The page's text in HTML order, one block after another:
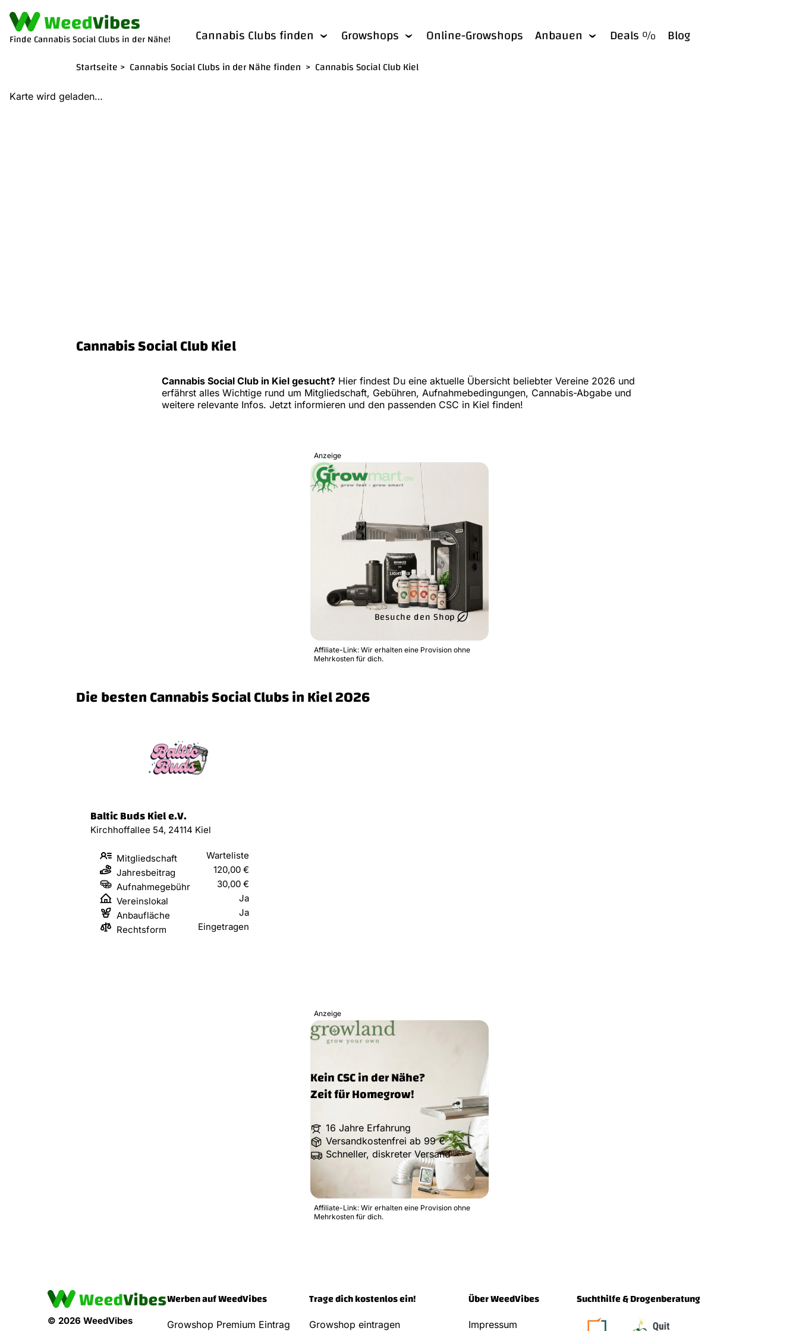
Finde Cannabis Social Clubs in der Nähe! Cannabis Clubs finden Growshops Online-Growshops Anbauen Deals % Blog
Startseite > Cannabis Social Clubs in der Nähe finden > Cannabis Social Club Kiel
Karte wird geladen…
Cannabis Social Club Kiel
Cannabis Social Club in Kiel gesucht? Hier findest Du eine aktuelle Übersicht beliebter Vereine 2026 und
erfährst alles Wichtige rund um Mitgliedschaft, Gebühren, Aufnahmebedingungen, Cannabis-Abgabe und
weitere relevante Infos. Jetzt informieren und den passenden CSC in Kiel finden!
Anzeige
Besuche den Shop
Affiliate-Link: Wir erhalten eine Provision ohne
Mehrkosten für dich.
Die besten Cannabis Social Clubs in Kiel 2026
Baltic Buds Kiel e.V.
Kirchhoffallee 54, 24114 Kiel
Mitgliedschaft
Warteliste
Jahresbeitrag
120,00 €
Aufnahmegebühr
30,00 €
Vereinslokal
Ja
Anbaufläche
Ja
Rechtsform
Eingetragen
Anzeige
Kein CSC in der Nähe?
Zeit für Homegrow!
16 Jahre Erfahrung
Versandkostenfrei ab 99 €
Schneller, diskreter Versand
Affiliate-Link: Wir erhalten eine Provision ohne
Mehrkosten für dich.
© 2026 WeedVibes
Werben auf WeedVibes
Growshop Premium Eintrag
Trage dich kostenlos ein!
Growshop eintragen
Über WeedVibes
Impressum
Suchthilfe & Drogenberatung